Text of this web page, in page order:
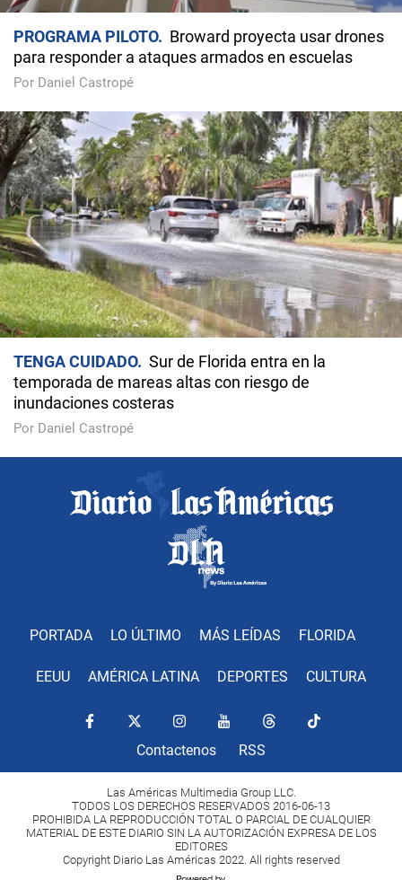
PROGRAMA PILOTO
Broward proyecta usar drones
para responder a ataques armados en escuelas
Por Daniel Castropé
TENGA CUIDADO
Sur de Florida entra en la
temporada de mareas altas con riesgo de
inundaciones costeras
Por Daniel Castropé
PORTADA LO ÚLTIMO MÁS LEÍDAS FLORIDA
EEUU AMÉRICA LATINA DEPORTES CULTURA
Contactenos RSS
Las Américas Multimedia Group LLC.
TODOS LOS DERECHOS RESERVADOS 2016-06-13
PROHIBIDA LA REPRODUCCIÓN TOTAL O PARCIAL DE CUALQUIER
MATERIAL DE ESTE DIARIO SIN LA AUTORIZACIÓN EXPRESA DE LOS
EDITORES
Copyright Diario Las Américas 2022. All rights reserved